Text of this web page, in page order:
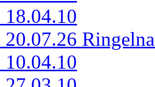
18.04.10
20.07.26
10.04.10